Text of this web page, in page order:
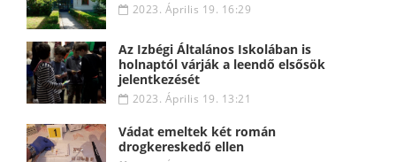
2023. Április 19. 16:29
Az Izbégi Általános Iskolában is
holnaptól várják a leendő elsősök
jelentkezését
2023. Április 19. 13:21
Vádat emeltek két román
drogkereskedő ellen